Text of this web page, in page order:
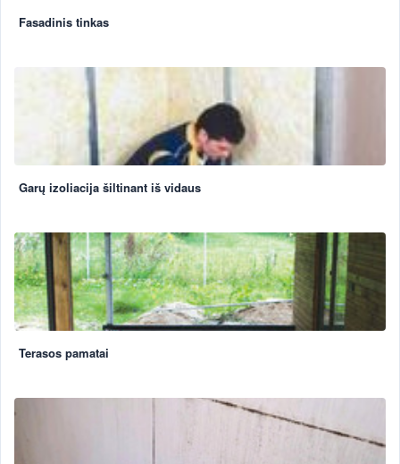
Fasadinis tinkas
Garų izoliacija šiltinant iš vidaus
Terasos pamatai